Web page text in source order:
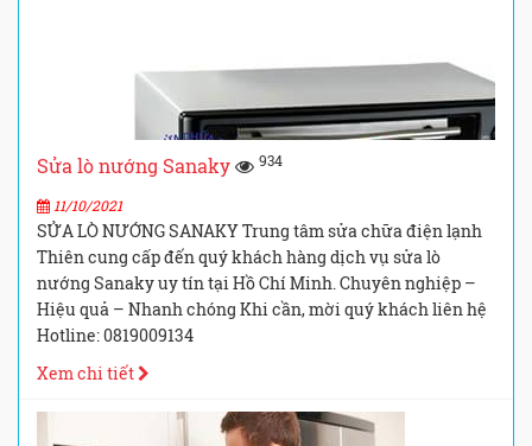
Sửa lò nướng Sanaky 934
11/10/2021
SỬA LÒ NƯỚNG SANAKY Trung tâm sửa chữa điện lạnh
Thiên cung cấp đến quý khách hàng dịch vụ sửa lò
nướng Sanaky uy tín tại Hồ Chí Minh. Chuyên nghiệp –
Hiệu quả – Nhanh chóng Khi cần, mời quý khách liên hệ
Hotline: 0819009134
Xem chi tiết